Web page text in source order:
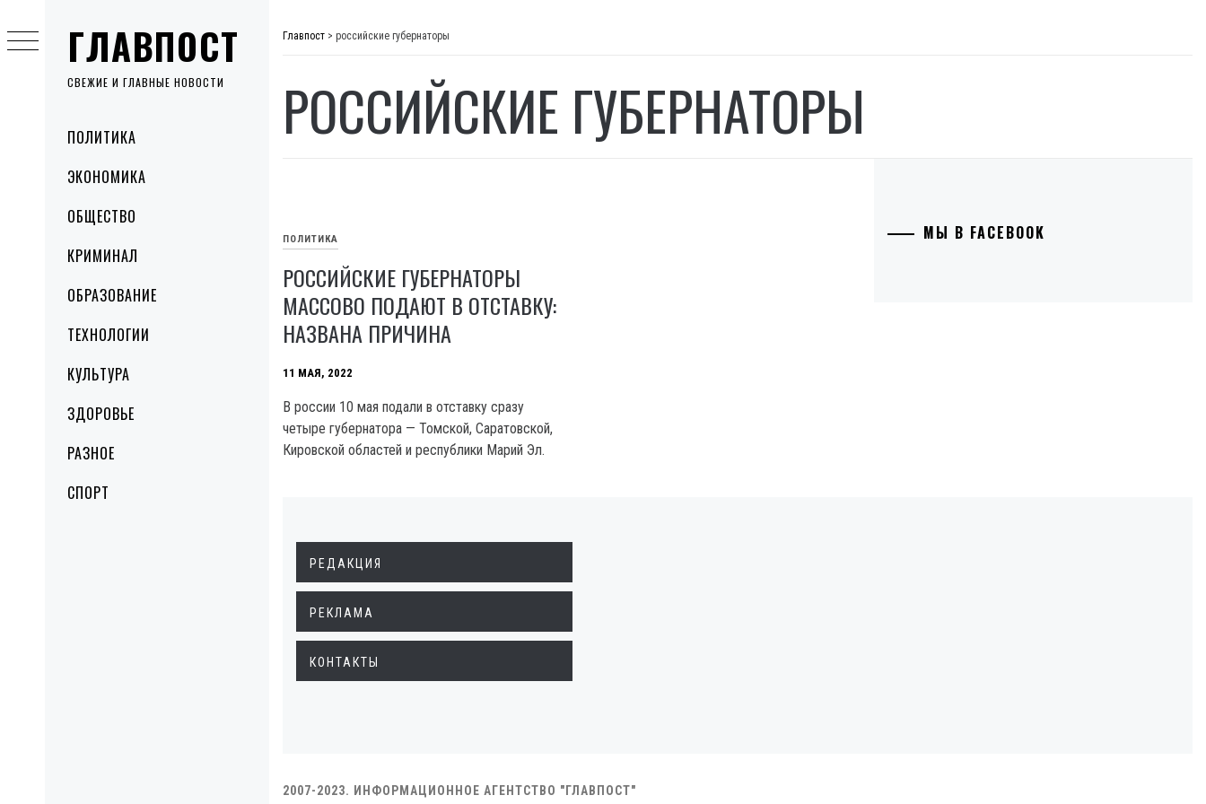
ГЛАВПОСТ
СВЕЖИЕ И ГЛАВНЫЕ НОВОСТИ
MenuПОЛИТИКА
ЭКОНОМИКА
ОБЩЕСТВО
КРИМИНАЛ
ОБРАЗОВАНИЕ
ТЕХНОЛОГИИ
КУЛЬТУРА
ЗДОРОВЬЕ
РАЗНОЕ
СПОРТ
to
content
Главпост > российские губернаторы
РОССИЙСКИЕ ГУБЕРНАТОРЫ
ПОЛИТИКА
РОССИЙСКИЕ ГУБЕРНАТОРЫ
МАССОВО ПОДАЮТ В ОТСТАВКУ:
НАЗВАНА ПРИЧИНА
11 МАЯ, 2022
В россии 10 мая подали в отставку сразу
четыре губернатора — Томской, Саратовской,
Кировской областей и республики Марий Эл.
МЫ В FACEBOOK
РЕДАКЦИЯ
РЕКЛАМА
КОНТАКТЫ
2007-2023. ИНФОРМАЦИОННОЕ АГЕНТСТВО "ГЛАВПОСТ"